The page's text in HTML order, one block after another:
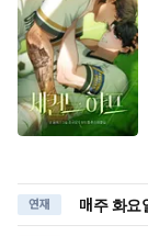
연재 매주 화요